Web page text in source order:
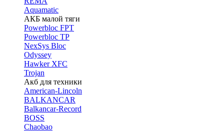
Aquamatic
АКБ малой тяги
Powerbloc FPT
Powerbloc TP
NexSys Bloc
Odyssey
Hawker XFC
Trojan
Акб для техники
American-Lincoln
BALKANCAR
Balkancar-Record
BOSS
Chaobao